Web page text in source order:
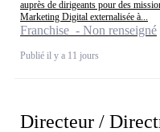
auprès de dirigeants pour des
Marketing Digital externalisée à...
Franchise - Non renseigné
Publié il y a 11 jours
Directeur /